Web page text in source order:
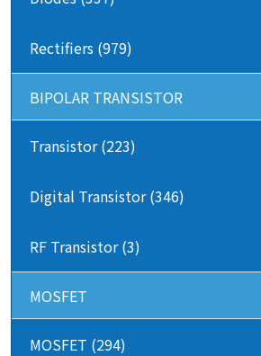
Rectifiers (979)
BIPOLAR TRANSISTOR
Transistor (223)
Digital Transistor (346)
RF Transistor (3)
MOSFET
MOSFET (294)